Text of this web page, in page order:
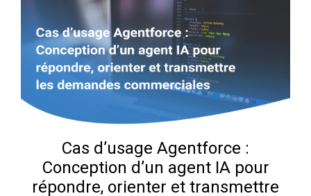
Cas d’usage Agentforce :
Conception d’un agent IA pour
répondre, orienter et transmettre